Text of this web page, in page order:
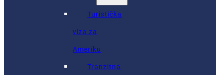
Turistička
viza za
Ameriku
Tranzitna